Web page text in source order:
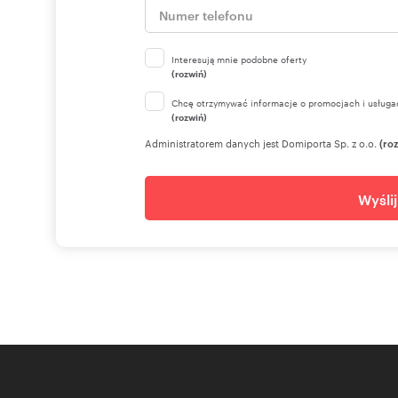
Interesują mnie podobne oferty
(rozwiń)
Chcę otrzymywać informacje o promocjach i
(rozwiń)
Administratorem danych jest Domiporta Sp. z o.o.